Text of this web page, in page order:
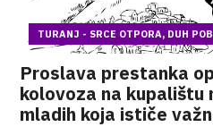
TURANJ - SRCE OTPORA, DUH
Proslava prestanka
kolovoza na kupalištu
mladih koja ističe